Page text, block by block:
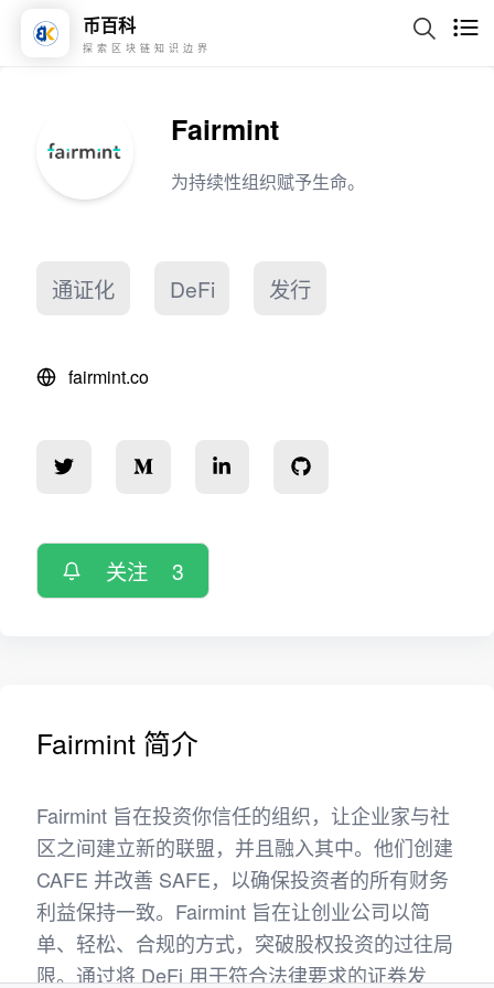
币百科
探索区块链知识边界
Fairmint
为持续性组织赋予生命。
通证化 DeFi 发行
fairmint.co
关注 3
Fairmint 简介
Fairmint 旨在投资你信任的组织，让企业家与社
区之间建立新的联盟，并且融入其中。他们创建
CAFE 并改善 SAFE，以确保投资者的所有财务
利益保持一致。Fairmint 旨在让创业公司以简
单、轻松、合规的方式，突破股权投资的过往局
限。通过将 DeFi 用于符合法律要求的证券发